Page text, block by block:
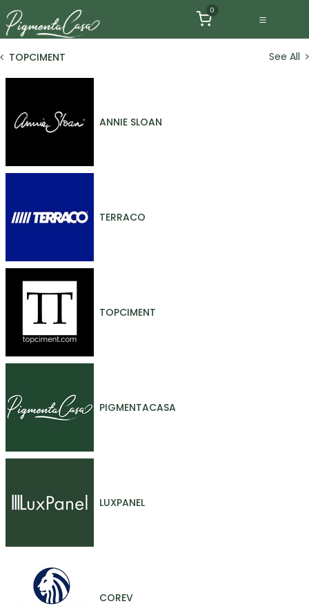
Ir al contenido 0
TOPCIMENT See All
ANNIE SLOAN
TERRACO
TOPCIMENT
PIGMENTACASA
LUXPANEL
COREV